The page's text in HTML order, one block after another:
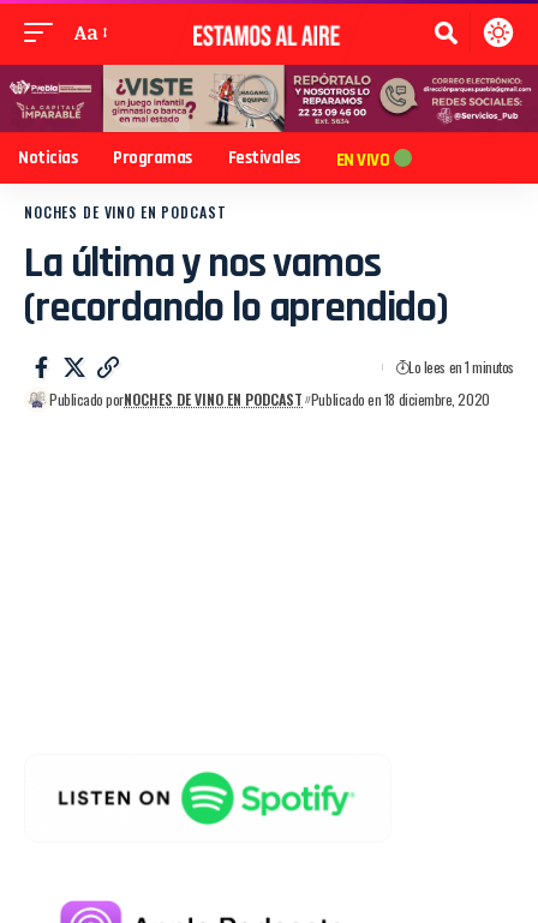
Aa
Noticias Programas Festivales EN VIVO
NOCHES DE VINO EN PODCAST
La última y nos vamos
(recordando lo aprendido)
Publicado porNOCHES DE VINO EN PODCAST Publicado en 18 diciembre, 2020
Lo lees en 1 minutos